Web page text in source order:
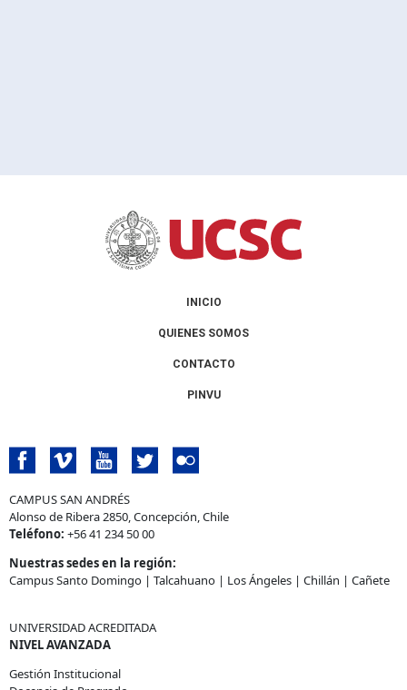
INICIO
QUIENES SOMOS
CONTACTO
PINVU
CAMPUS SAN ANDRÉS
Alonso de Ribera 2850, Concepción, Chile
Teléfono: +56 41 234 50 00
Nuestras sedes en la región:
Campus Santo Domingo| Talcahuano| Los Ángeles| Chillán | Cañete
UNIVERSIDAD ACREDITADA
NIVEL AVANZADA
Gestión Institucional